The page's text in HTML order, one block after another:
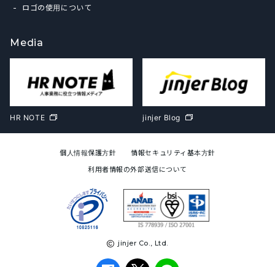
ロゴの使用について
Media
HR NOTE jinjer Blog
jinjer Co., Ltd.
個人情報保護方針
情報セキュリティ基本方針
利用者情報の外部送信について